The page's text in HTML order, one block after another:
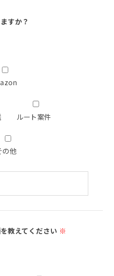
すか？
ルート案件
の他
教えてください ※